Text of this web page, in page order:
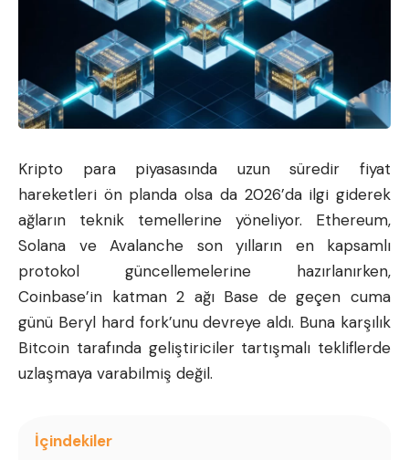
Kripto para piyasasında uzun süredir fiyat
hareketleri ön planda olsa da 2026’da ilgi giderek
ağların teknik temellerine yöneliyor. Ethereum,
Solana ve Avalanche son yılların en kapsamlı
protokol güncellemelerine hazırlanırken,
Coinbase’in katman 2 ağı Base de geçen cuma
günü Beryl hard fork’unu devreye aldı. Buna karşılık
Bitcoin tarafında geliştiriciler tartışmalı tekliflerde
uzlaşmaya varabilmiş değil.
İçindekiler